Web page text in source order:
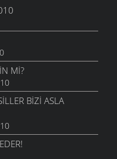
MI?
BIZI ASLA